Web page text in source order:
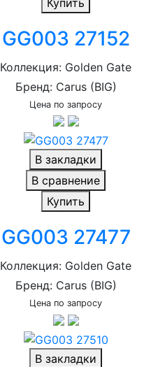
GG003 27152
Коллекция: Golden Gate
Бренд: Carus (BIG)
Цена по запросу
В закладки
В сравнение
Купить
GG003 27477
Коллекция: Golden Gate
Бренд: Carus (BIG)
Цена по запросу
В закладки